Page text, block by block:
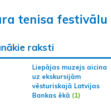
tenisa festivālu
raksti
Liepājas muzejs aicina
uz ekskursijām
vēsturiskajā Latvijas
Bankas ēkā (1)